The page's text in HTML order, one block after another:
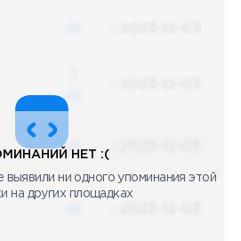
48
48
НЕТ :(
ни одного упоминания этой
на других площадках